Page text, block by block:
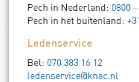
Pech in Nederland: 0800
Pech in het buitenland:
Ledenservice
Bel: 070 383 16 12
ledenservice@knac.nl